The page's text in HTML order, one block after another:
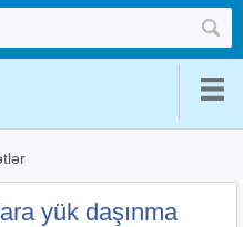
yük daşınma